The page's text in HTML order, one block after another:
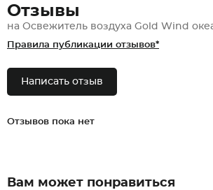
Отзывы
на Освежитель воздуха Gold Wind
Правила публикации отзывов*
Написать отзыв
Отзывов пока нет
Вам может понравиться